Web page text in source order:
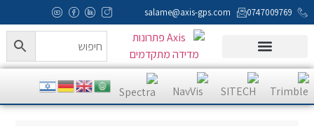
0747009769
salame@axis-gps.com